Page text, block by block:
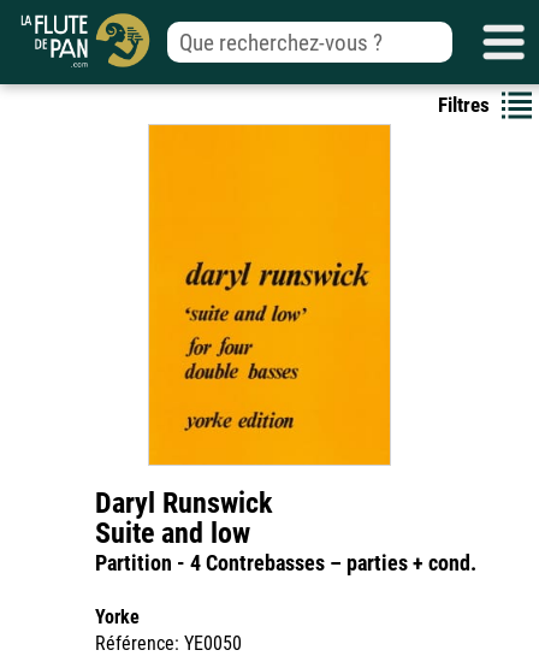
Filtres
Daryl Runswick
Suite and low
Partition - 4 Contrebasses – parties + cond.
Yorke
Référence: YE0050